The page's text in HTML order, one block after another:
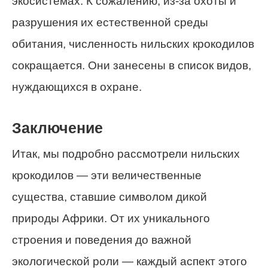
разрушения их естественной среды
обитания, численность нильских крокодилов
сокращается. Они занесены в список видов,
нуждающихся в охране.
Заключение
Итак, мы подробно рассмотрели нильских
крокодилов — эти величественные
существа, ставшие символом дикой
природы Африки. От их уникального
строения и поведения до важной
экологической роли — каждый аспект этого